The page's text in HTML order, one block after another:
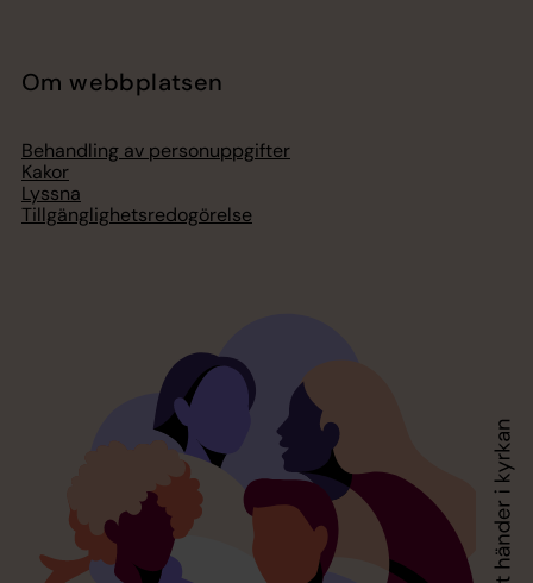
Om webbplatsen
Behandling av personuppgifter
Kakor
Lyssna
Tillgänglighetsredogörelse